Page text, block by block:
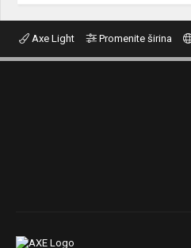
Axe Light Promenite širina